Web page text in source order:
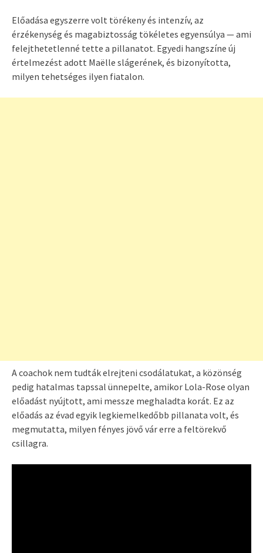
Előadása egyszerre volt törékeny és intenzív, az
érzékenység és magabiztosság tökéletes egyensúlya — ami
felejthetetlenné tette a pillanatot. Egyedi hangszíne új
értelmezést adott Maëlle slágerének, és bizonyította,
milyen tehetséges ilyen fiatalon.
A coachok nem tudták elrejteni csodálatukat, a közönség
pedig hatalmas tapssal ünnepelte, amikor Lola-Rose olyan
előadást nyújtott, ami messze meghaladta korát. Ez az
előadás az évad egyik legkiemelkedőbb pillanata volt, és
megmutatta, milyen fényes jövő vár erre a feltörekvő
csillagra.